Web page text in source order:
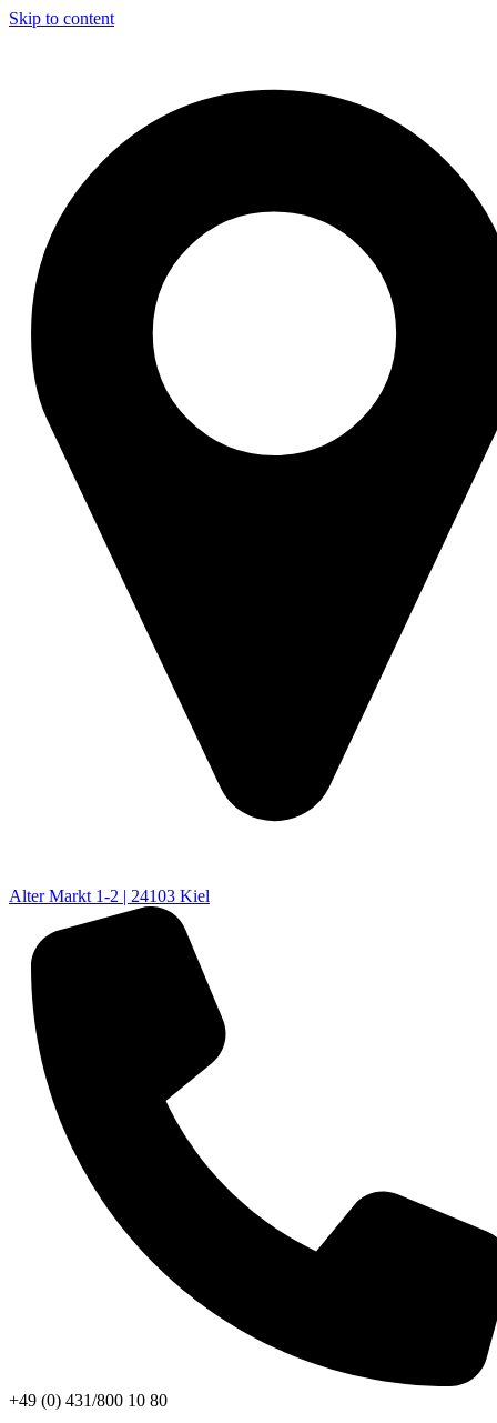
Skip to content
Alter Markt 1-2 | 24103 Kiel
+49 (0) 431/800 10 80